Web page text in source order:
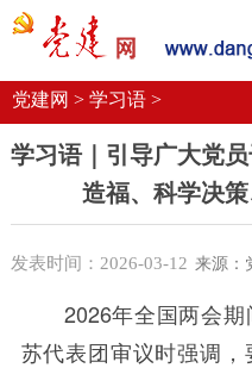
党建要闻
机关党建
校园
党建网 > 学习语 >
学习语｜引导广大党
造福、科学决
发表时间：2026-03-12 来源：
2026年全国两会
苏代表团审议时强调